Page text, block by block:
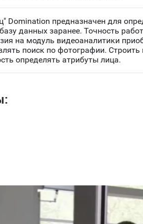
Domination предназначен для
данных заранее. Точность
на модуль видеоаналитики
поиск по фотографии.
определять атрибуты лица.